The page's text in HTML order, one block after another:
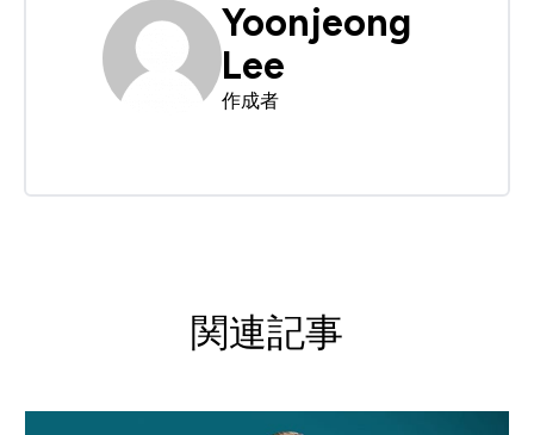
Yoonjeong
Lee
作成者
関連記事